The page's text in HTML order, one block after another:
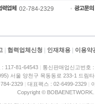
02-784-2329
협력업체신청 인재채용 이용약
: 117-81-64543 | 통신판매업신고번호
서울 양천구 목동동로 233-1 드림
2329 | 대표팩스 : 02-6499-2329 |
Copyright © BOBAENETWORK.